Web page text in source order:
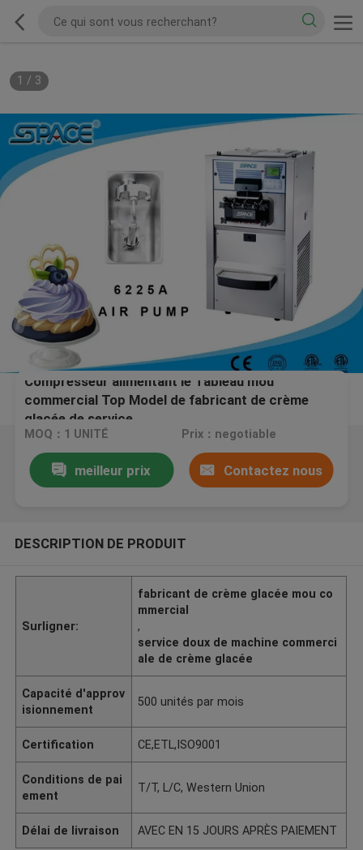
1 / 3
Compresseur alimentant le Tableau mou
commercial Top Model de fabricant de crème
glacée de service
MOQ：1 UNITÉ Prix：negotiable
meilleur prix Contactez nous
DESCRIPTION DE PRODUIT
Surligner:
fabricant de crème glacée mou co
mmercial
,
service doux de machine commerci
ale de crème glacée
Capacité d'approv
isionnement
500 unités par mois
Certification CE,ETL,ISO9001
Conditions de pai
ement
T/T, L/C, Western Union
Délai de livraison AVEC EN 15 JOURS APRÈS PAIEMENT